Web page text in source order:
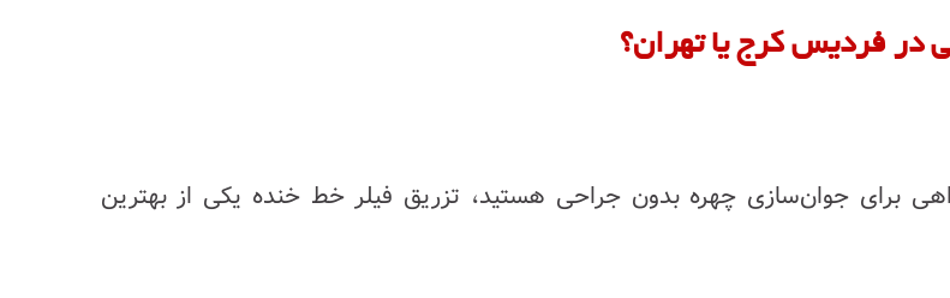
در فردیس کرج یا تهران؟
برای جوان‌سازی چهره بدون جراحی هستید، تزریق فیلر خط خنده یکی از بهترین